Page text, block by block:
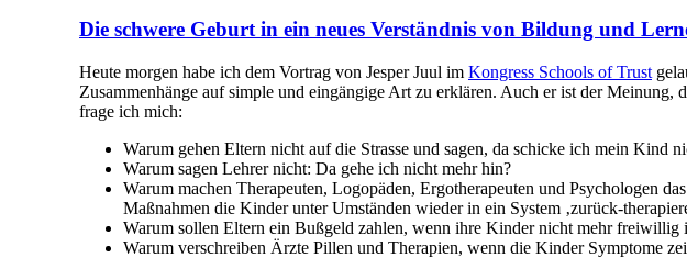
Die schwere Geburt in ein neues Verständnis von Bildung und
Heute morgen habe ich dem Vortrag von Jesper Juul im Kongress Schools of Trust
Zusammenhänge auf simple und eingängige Art zu erklären. Auch er ist der
frage ich mich:
Warum gehen Eltern nicht auf die Strasse und sagen, da schicke ich mein Kind
Warum sagen Lehrer nicht: Da gehe ich nicht mehr hin?
Warum machen Therapeuten, Logopäden, Ergotherapeuten und Psychologen
Maßnahmen die Kinder unter Umständen wieder in ein System ‚zurück-
Warum sollen Eltern ein Bußgeld zahlen, wenn ihre Kinder nicht mehr freiwillig
Warum verschreiben Ärzte Pillen und Therapien, wenn die Kinder Symptome